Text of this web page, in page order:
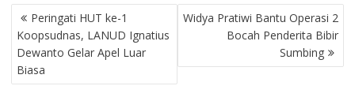
P
O
S
T
N
Peringati HUT ke-1
Koopsudnas, LANUD Ignatius
Dewanto Gelar Apel Luar
Biasa
Widya Pratiwi Bantu Operasi 2
Bocah Penderita Bibir
Sumbing